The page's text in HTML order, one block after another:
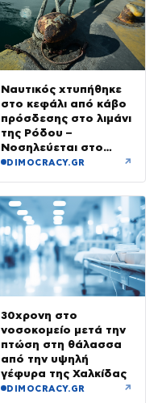
Ναυτικός χτυπήθηκε
στο κεφάλι από κάβο
πρόσδεσης στο λιμάνι
της Ρόδου –
Νοσηλεύεται στο
νοσοκομείο
DIMOCRACY.GR ↗
30χρονη στο
νοσοκομείο μετά την
πτώση στη θάλασσα
από την υψηλή
γέφυρα της Χαλκίδας
DIMOCRACY.GR ↗